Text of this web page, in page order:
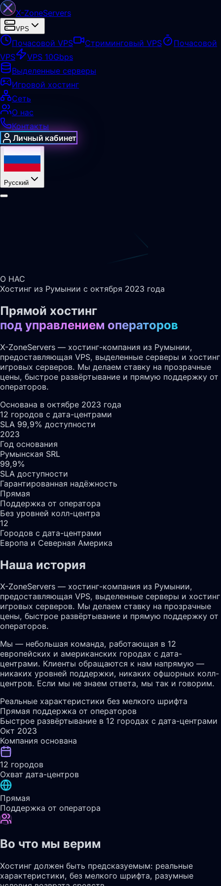
X-ZoneServers
VPS
Почасовой VPS Стриминговый VPS
Почасовой
VPS
VPS 10Gbps
Выделенные серверы
Игровой хостинг
Сеть
О нас
Контакты
Личный кабинет
Русский
О НАС
Хостинг из Румынии с октября 2023 года
Прямой хостинг
под управлением операторов
X-ZoneServers — хостинг-компания из Румынии,
предоставляющая VPS, выделенные серверы и хостинг
игровых серверов. Мы делаем ставку на прозрачные
цены, быстрое развёртывание и прямую поддержку от
операторов.
Основана в октябре 2023 года
12 городов с дата-центрами
SLA 99,9% доступности
2023
Год основания
Румынская SRL
99,9%
SLA доступности
Гарантированная надёжность
Прямая
Поддержка от оператора
Без уровней колл-центра
12
Городов с дата-центрами
Европа и Северная Америка
Наша история
X-ZoneServers — хостинг-компания из Румынии,
предоставляющая VPS, выделенные серверы и хостинг
игровых серверов. Мы делаем ставку на прозрачные
цены, быстрое развёртывание и прямую поддержку от
операторов.
Мы — небольшая команда, работающая в 12
европейских и американских городах с дата-
центрами. Клиенты обращаются к нам напрямую —
никаких уровней поддержки, никаких офшорных колл-
центров. Если мы не знаем ответа, мы так и говорим.
Реальные характеристики без мелкого шрифта
Прямая поддержка от операторов
Быстрое развёртывание в 12 городах с дата-центрами
Окт 2023
Компания основана
12 городов
Охват дата-центров
Прямая
Поддержка от оператора
Во что мы верим
Хостинг должен быть предсказуемым: реальные
характеристики, без мелкого шрифта, разумные